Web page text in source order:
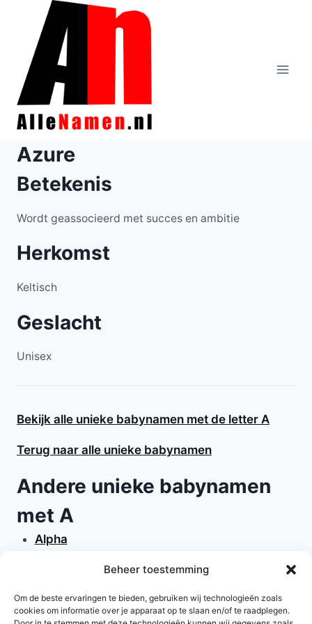
Beheer toestemming
Om de beste ervaringen te bieden, gebruiken wij technologieën zoals
cookies om informatie over je apparaat op te slaan en/of te raadplegen.
Doorgaan
inhoud
Azure
Betekenis
Wordt geassocieerd met succes en ambitie
Herkomst
Keltisch
Geslacht
Unisex
Bekijk alle unieke babynamen met de letter A
Terug naar alle unieke babynamen
Andere unieke babynamen
met A
Alpha
Anisha
Apollo